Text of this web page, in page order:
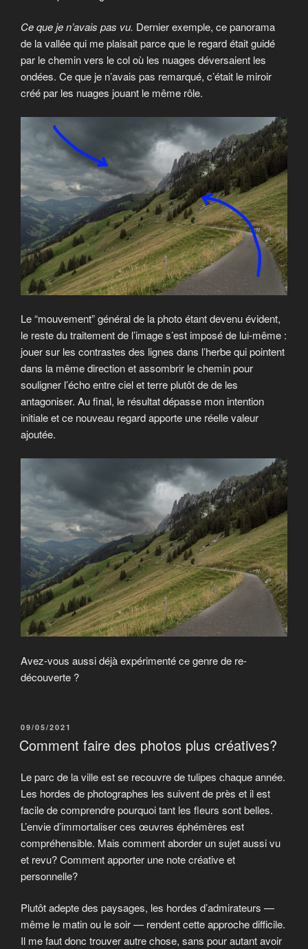
Ce que je n’avais pas vu. Dernier exemple, ce panorama
de la vallée qui me plaisait parce que le regard était guidé
par le chemin vers le col où les nuages déversaient les
ondées. Ce que je n’avais pas remarqué, c’était le miroir
créé par les nuages jouant le même rôle.
Le “mouvement” général de la photo étant devenu évident,
le reste du traitement de l’image s’est imposé de lui-même :
jouer sur les contrastes des lignes dans l’herbe qui pointent
dans la même direction et assombrir le chemin pour
souligner l’écho entre ciel et terre plutôt de de les
antagoniser. Au final, le résultat dépasse mon intention
initiale et ce nouveau regard apporte une réelle valeur
ajoutée.
Avez-vous aussi déjà expérimenté ce genre de re-
découverte ?
PUBLIÉ
LE
09/05/2021
Comment faire des photos plus créatives?
Le parc de la ville est se recouvre de tulipes chaque année.
Les hordes de photographes les suivent de près et il est
facile de comprendre pourquoi tant les fleurs sont belles.
L’envie d’immortaliser ces œuvres éphémères est
compréhensible. Mais comment aborder un sujet aussi vu
et revu? Comment apporter une note créative et
personnelle?
Plutôt adepte des paysages, les hordes d’admirateurs —
même le matin ou le soir — rendent cette approche difficile.
Il me faut donc trouver autre chose, sans pour autant avoir